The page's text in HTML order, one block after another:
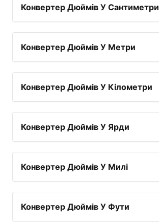
Конвертер Дюймів У Сантиметри
Конвертер Дюймів У Метри
Конвертер Дюймів У Кілометри
Конвертер Дюймів У Ярди
Конвертер Дюймів У Милі
Конвертер Дюймів У Фути